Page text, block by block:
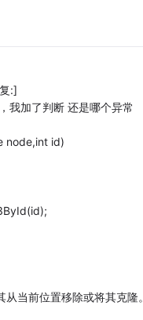
:]
我加了判断 还是哪个异常
node,int id)
当前位置移除或将其克隆。